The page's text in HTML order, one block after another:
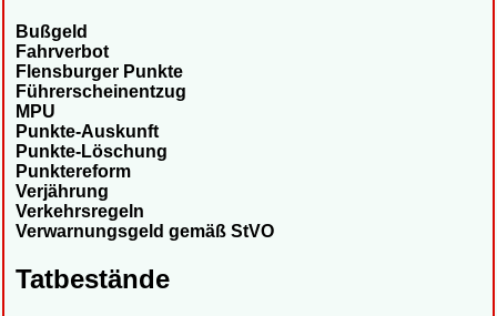
Bußgeld
Fahrverbot
Flensburger Punkte
Führerscheinentzug
MPU
Punkte-Auskunft
Punkte-Löschung
Punktereform
Verjährung
Verkehrsregeln
Verwarnungsgeld gemäß StVO
Tatbestände